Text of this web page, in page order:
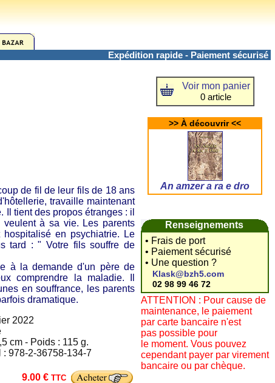
Expédition rapide - Paiement sécurisé
de fil de leur fils de 18 ans
travaille maintenant
Il tient des propos étranges : il
à sa vie. Les parents
en psychiatrie. Le
tard : " Votre fils souffre de
à la demande d'un père de
comprendre la maladie. Il
en souffrance, les parents
dramatique.
2022
cm - Poids : 115 g.
978-2-36758-134-7
9.00 € TTC
Voir mon panier
0 article
>> À découvrir <<
An amzer a ra e dro
Renseignements
• Frais de port
• Paiement sécurisé
• Une question ?
Klask@bzh5.com
02 98 99 46 72
ATTENTION : Pour cause de
maintenance, le paiement
par carte bancaire n'est
pas possible pour
le moment. Vous pouvez
cependant payer par virement
bancaire ou par chèque.